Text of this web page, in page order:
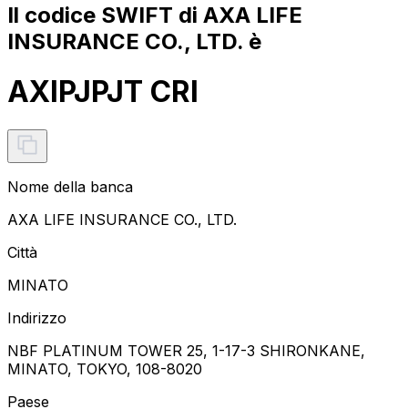
Il codice SWIFT di AXA LIFE
INSURANCE CO., LTD. è
AXIPJPJT CRI
Nome della banca
AXA LIFE INSURANCE CO., LTD.
Città
MINATO
Indirizzo
NBF PLATINUM TOWER 25, 1-17-3 SHIRONKANE,
MINATO, TOKYO, 108-8020
Paese